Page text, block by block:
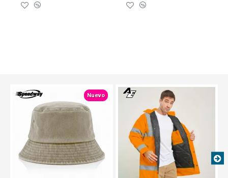
Nuevo
TEXTTRANSPARENTE